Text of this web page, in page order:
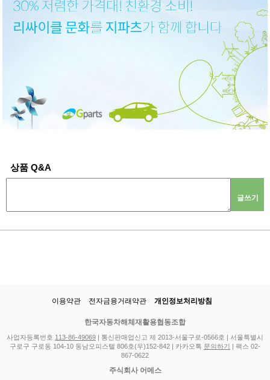
상품 Q&A
글쓰기
이용약관 전자금융거래약관 개인정보처리방침
한국자동차해체재활용협동조합
사업자등록번호 113-86-49069 | 통신판매업신고 제 2013-서울구로-0566호 | 서울특별시
구로구 구로동 104-10 동남오피스텔 806호(우)152-842 | 카카오톡 문의하기 | 팩스 02-
867-0622
주식회사 어메스